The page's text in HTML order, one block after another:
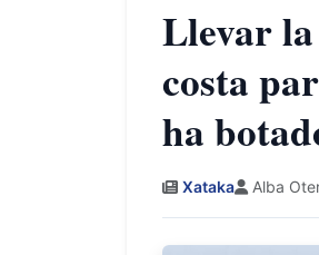
Llevar
costa
ha
Xataka Alba